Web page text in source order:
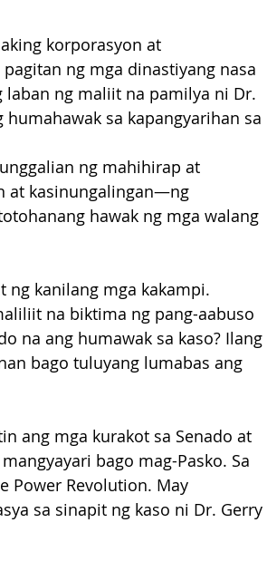
korporasyon at
ng mga dinastiyang nasa
laban ng maliit na pamilya ni Dr.
sa kapangyarihan sa
ng mahihirap at
at kasinungalingan—ng
hawak ng mga walang
ng kanilang mga kakampi.
na biktima ng pang-aabuso
na ang humawak sa kaso? Ilang
bago tuluyang lumabas ang
ang mga kurakot sa Senado at
bago mag-Pasko. Sa
Power Revolution. May
sa sinapit ng kaso ni Dr. Gerry